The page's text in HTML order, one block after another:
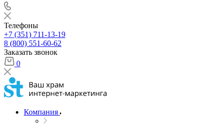
Телефоны
+7 (351) 711-13-19
8 (800) 551-60-62
Заказать звонок
0
Компания